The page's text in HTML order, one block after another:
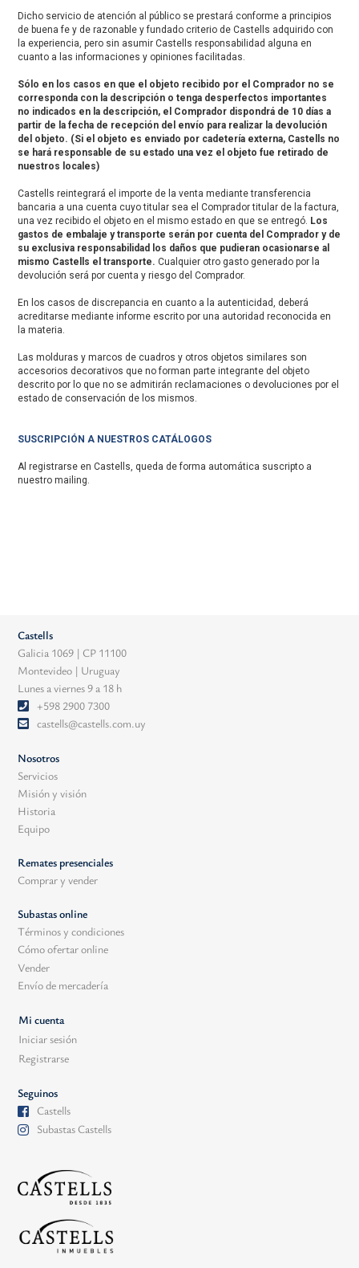
Dicho servicio de atención al público se prestará conforme a principios
de buena fe y de razonable y fundado criterio de Castells adquirido con
la experiencia, pero sin asumir Castells responsabilidad alguna en
cuanto a las informaciones y opiniones facilitadas.
Sólo en los casos en que el objeto recibido por el Comprador no se
corresponda con la descripción o tenga desperfectos importantes
no indicados en la descripción, el Comprador dispondrá de 10 días a
partir de la fecha de recepción del envío para realizar la devolución
del objeto. (Si el objeto es enviado por cadetería externa, Castells no
se hará responsable de su estado una vez el objeto fue retirado de
nuestros locales)
Castells reintegrará el importe de la venta mediante transferencia
bancaria a una cuenta cuyo titular sea el Comprador titular de la factura,
una vez recibido el objeto en el mismo estado en que se entregó. Los
gastos de embalaje y transporte serán por cuenta del Comprador y de
su exclusiva responsabilidad los daños que pudieran ocasionarse al
mismo Castells el transporte. Cualquier otro gasto generado por la
devolución será por cuenta y riesgo del Comprador.
En los casos de discrepancia en cuanto a la autenticidad, deberá
acreditarse mediante informe escrito por una autoridad reconocida en
la materia.
Las molduras y marcos de cuadros y otros objetos similares son
accesorios decorativos que no forman parte integrante del objeto
descrito por lo que no se admitirán reclamaciones o devoluciones por el
estado de conservación de los mismos.
SUSCRIPCIÓN A NUESTROS CATÁLOGOS
Al registrarse en Castells, queda de forma automática suscripto a
nuestro mailing.
Castells
Galicia 1069 | CP 11100
Montevideo | Uruguay
Lunes a viernes 9 a 18 h
+598 2900 7300
castells@castells.com.uy
Nosotros
Servicios
Misión y visión
Historia
Equipo
Remates presenciales
Comprar y vender
Subastas online
Términos y condiciones
Cómo ofertar online
Vender
Envío de mercadería
Mi cuenta
Iniciar sesión
Registrarse
Seguinos
Castells
Subastas Castells